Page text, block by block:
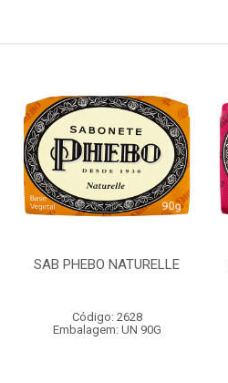
SAB PHEBO NATURELLE
Código: 2628
Embalagem: UN 90G